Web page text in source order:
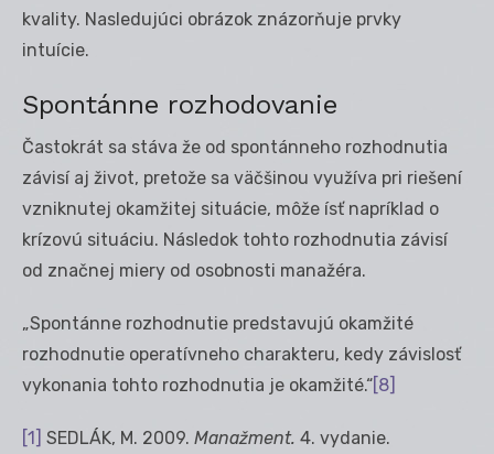
kvality. Nasledujúci obrázok znázorňuje prvky
intuície.
Spontánne rozhodovanie
Častokrát sa stáva že od spontánneho rozhodnutia
závisí aj život, pretože sa väčšinou využíva pri riešení
vzniknutej okamžitej situácie, môže ísť napríklad o
krízovú situáciu. Následok tohto rozhodnutia závisí
od značnej miery od osobnosti manažéra.
„Spontánne rozhodnutie predstavujú okamžité
rozhodnutie operatívneho charakteru, kedy závislosť
vykonania tohto rozhodnutia je okamžité.“[8]
[1] SEDLÁK, M. 2009. Manažment. 4. vydanie.